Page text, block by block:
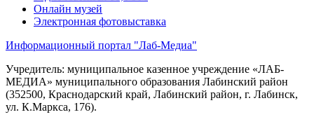
Онлайн музей
Электронная фотовыставка
Информационный портал "Лаб-Медиа"
Учредитель: муниципальное казенное учреждение «ЛАБ-
МЕДИА» муниципального образования Лабинский район
(352500, Краснодарский край, Лабинский район, г. Лабинск,
ул. К.Маркса, 176).